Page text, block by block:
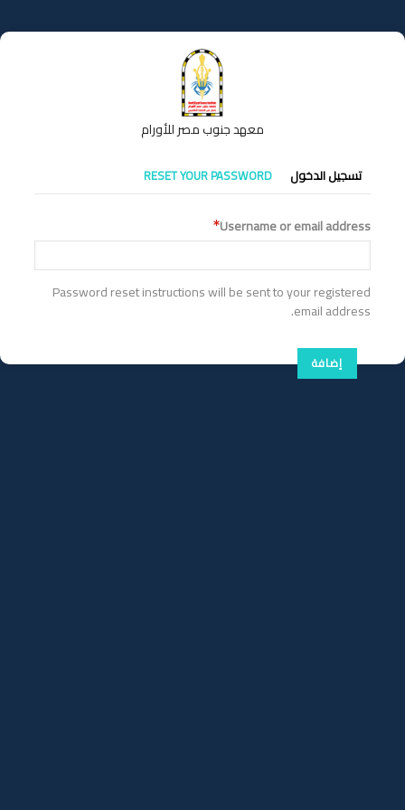
إلى
المحتوى
معهد جنوب مصر للأورام
التبويبات
الأساسية
تسجيل الدخول RESET YOUR PASSWORD
Username or email address
Password reset instructions will be sent to your registered
email address.